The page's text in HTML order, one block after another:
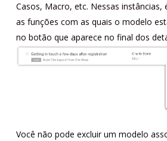
Casos, Macro, etc. Nessas instâncias,
as funções com as quais o modelo
no botão que aparece no final dos
Você não pode excluir um modelo